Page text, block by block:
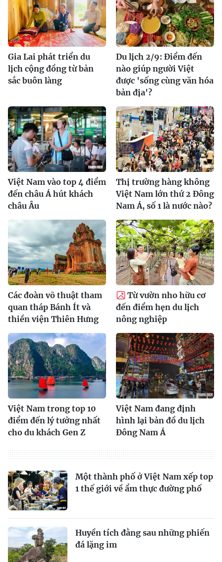
Gia Lai phát triển du
lịch cộng đồng từ bản
sắc buôn làng
Du lịch 2/9: Điểm đến
nào giúp người Việt
được 'sống cùng văn hóa
bản địa'?
Việt Nam vào top 4 điểm
đến châu Á hút khách
châu Âu
Thị trường hàng không
Việt Nam lớn thứ 2 Đông
Nam Á, số 1 là nước nào?
Các đoàn võ thuật tham
quan tháp Bánh Ít và
thiền viện Thiên Hưng
Từ vườn nho hữu cơ
đến điểm hẹn du lịch
nông nghiệp
Việt Nam trong top 10
điểm đến lý tưởng nhất
cho du khách Gen Z
Việt Nam đang định
hình lại bản đồ du lịch
Đông Nam Á
Một thành phố ở Việt Nam xếp top
1 thế giới về ẩm thực đường phố
Huyền tích đằng sau những phiến
đá lặng im